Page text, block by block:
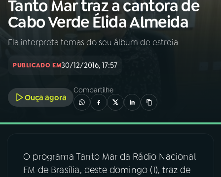
na
Rádio
Nacional
Buscar
01INÍCIO
02A RÁDIO
03PROGRAMAÇÃO
Tanto Mar traz a cantora de
Cabo Verde Élida Almeida
Ela interpreta temas do seu álbum de estreia
PUBLICADO EM30/12/2016, 17:57
Ouça agora
Compartilhe
O programa Tanto Mar da Rádio Nacional
FM de Brasília, deste domingo (1), traz de